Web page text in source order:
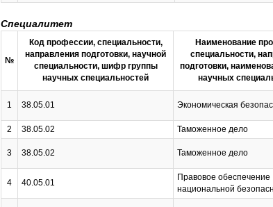
Специалитет
№
Код профессии, специальности,
направления подготовки, научной
специальности, шифр группы
научных специальностей
Наименование
специальности,
подготовки,
научных
1 38.05.01 Экономическая
2
38.05.02 Таможенное дело
3 38.05.02 Таможенное дело
4 40.05.01
Правовое обеспечение
национальной